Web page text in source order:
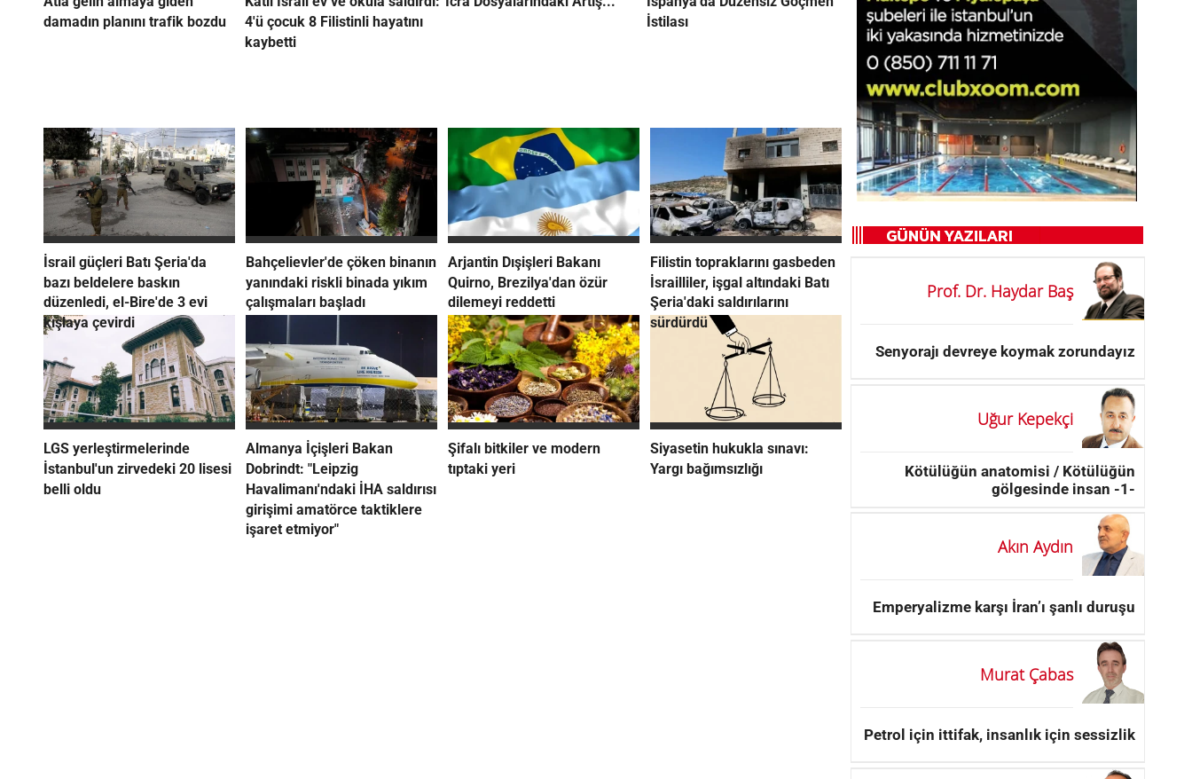
damadın planını trafik bozdu
4'ü çocuk 8 Filistinli hayatını
kaybetti
İstilası
İsrail güçleri Batı Şeria'da
bazı beldelere baskın
düzenledi, el-Bire'de 3 evi
kışlaya çevirdi
Bahçelievler'de çöken binanın
yanındaki riskli binada yıkım
çalışmaları başladı
Arjantin Dışişleri Bakanı
Quirno, Brezilya'dan özür
dilemeyi reddetti
Filistin topraklarını gasbeden
İsrailliler, işgal altındaki Batı
Şeria'daki saldırılarını
sürdürdü
LGS yerleştirmelerinde
İstanbul'un zirvedeki 20 lisesi
belli oldu
Almanya İçişleri Bakan
Dobrindt: "Leipzig
Havalimanı'ndaki İHA saldırısı
girişimi amatörce taktiklere
işaret etmiyor"
Şifalı bitkiler ve modern
tıptaki yeri
Siyasetin hukukla sınavı:
Yargı bağımsızlığı
Prof. Dr. Haydar Baş
Senyorajı devreye koymak zorundayız
Uğur Kepekçi
Kötülüğün anatomisi / Kötülüğün
gölgesinde insan -1-
Akın Aydın
Emperyalizme karşı İran’ı şanlı duruşu
Murat Çabas
Petrol için ittifak, insanlık için sessizlik